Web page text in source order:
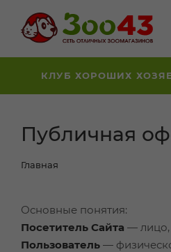
КЛУБ ХОРОШИХ
Публичная
Главная
Основные понятия:
Посетитель Сайта —
Пользователь —